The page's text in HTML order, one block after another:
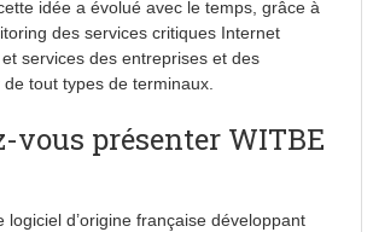
idée a évolué avec le temps, grâce à
des services critiques Internet
services des entreprises et des
tout types de terminaux.
vous présenter WITBE
d’origine française développant